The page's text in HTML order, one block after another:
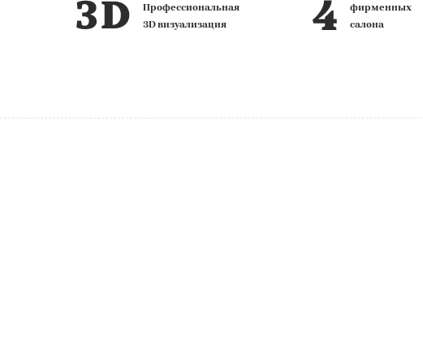
Профессиональная
3D визуализация
фирменных
салона